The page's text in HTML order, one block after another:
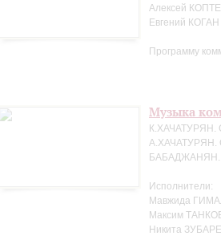
Алексей
Евгений
Программу
Музыка
К.ХАЧАТУРЯН.
А.ХАЧАТУРЯН.
БАБАДЖАНЯН.
Исполнители:
Мавжида
Максим
Никита